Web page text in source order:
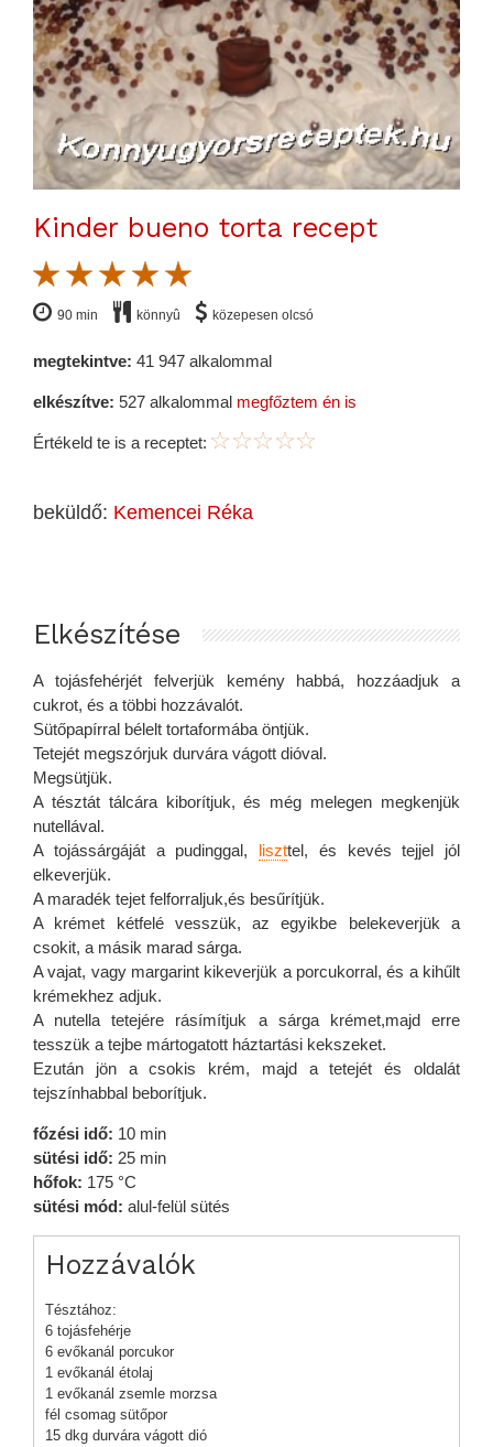
Kinder bueno torta recept
90 min könnyû közepesen olcsó
megtekintve: 41 947 alkalommal
elkészítve: 527 alkalommal megfőztem én is
Értékeld te is a receptet:
beküldő: Kemencei Réka
Elkészítése
A tojásfehérjét felverjük kemény habbá, hozzáadjuk a
cukrot, és a többi hozzávalót.
Sütőpapírral bélelt tortaformába öntjük.
Tetejét megszórjuk durvára vágott dióval.
Megsütjük.
A tésztát tálcára kiborítjuk, és még melegen megkenjük
nutellával.
A tojássárgáját a pudinggal, liszttel, és kevés tejjel jól
elkeverjük.
A maradék tejet felforraljuk,és besűrítjük.
A krémet kétfelé vesszük, az egyikbe belekeverjük a
csokit, a másik marad sárga.
A vajat, vagy margarint kikeverjük a porcukorral, és a kihűlt
krémekhez adjuk.
A nutella tetejére rásímítjuk a sárga krémet,majd erre
tesszük a tejbe mártogatott háztartási kekszeket.
Ezután jön a csokis krém, majd a tetejét és oldalát
tejszínhabbal beborítjuk.
főzési idő: 10 min
sütési idő: 25 min
hőfok: 175 °C
sütési mód: alul-felül sütés
Hozzávalók
Tésztához:
6 tojásfehérje
6 evőkanál porcukor
1 evőkanál étolaj
1 evőkanál zsemle morzsa
fél csomag sütőpor
15 dkg durvára vágott dió